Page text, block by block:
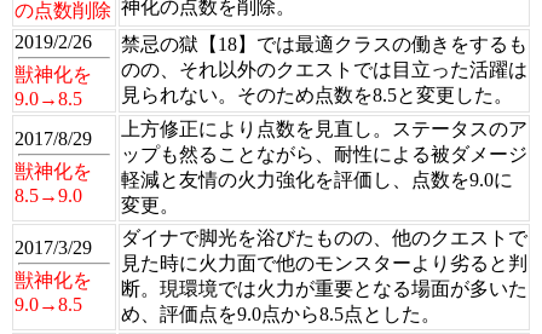
の点数削除 神化の点数を削除。
2019/2/26
獣神化を
9.0→8.5
禁忌の獄【18】では最適クラスの働きをするも
のの、それ以外のクエストでは目立った活躍は
見られない。そのため点数を8.5と変更した。
2017/8/29
獣神化を
8.5→9.0
上方修正により点数を見直し。ステータスのア
ップも然ることながら、耐性による被ダメージ
軽減と友情の火力強化を評価し、点数を9.0に
変更。
2017/3/29
獣神化を
9.0→8.5
ダイナで脚光を浴びたものの、他のクエストで
見た時に火力面で他のモンスターより劣ると判
断。現環境では火力が重要となる場面が多いた
め、評価点を9.0点から8.5点とした。